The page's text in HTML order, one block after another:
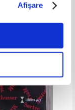
Afişare